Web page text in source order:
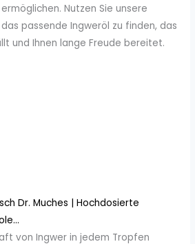
Nutzen Sie unsere
passende Ingweröl zu finden, das
und Ihnen lange Freude bereitet.
Dr. Muches | Hochdosierte
von Ingwer in jedem Tropfen